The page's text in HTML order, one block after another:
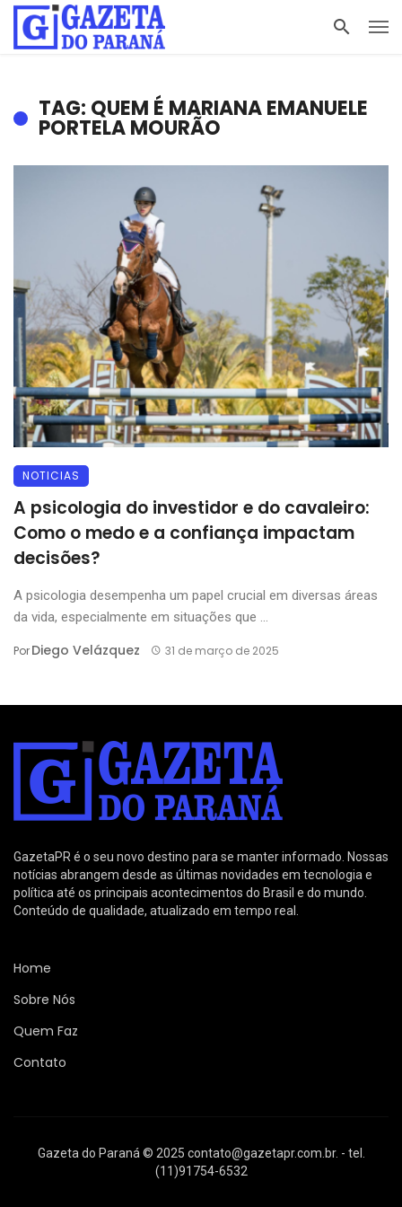
TAG: QUEM É MARIANA EMANUELE
PORTELA MOURÃO
NOTICIAS
A psicologia do investidor e do cavaleiro:
Como o medo e a confiança impactam
decisões?
A psicologia desempenha um papel crucial em diversas áreas
da vida, especialmente em situações que ...
PorDiego Velázquez 31 de março de 2025
GazetaPR é o seu novo destino para se manter informado. Nossas
notícias abrangem desde as últimas novidades em tecnologia e
política até os principais acontecimentos do Brasil e do mundo.
Conteúdo de qualidade, atualizado em tempo real.
Home
Sobre Nós
Quem Faz
Contato
Gazeta do Paraná © 2025 contato@gazetapr.com.br. - tel.
(11)91754-6532